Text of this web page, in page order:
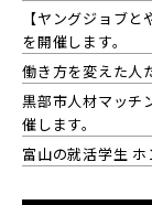
【ヤングジョブ
を開催します。
働き方を変えた人
黒部市人材マッチ
催します。
富山の就活学生